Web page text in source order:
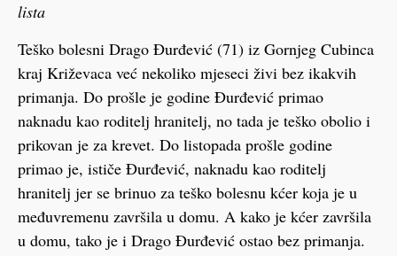
lista
Teško bolesni Drago Đurđević (71) iz Gornjeg Cubinca
kraj Križevaca već nekoliko mjeseci živi bez ikakvih
primanja. Do prošle je godine Đurđević primao
naknadu kao roditelj hranitelj, no tada je teško obolio i
prikovan je za krevet. Do listopada prošle godine
primao je, ističe Đurđević, naknadu kao roditelj
hranitelj jer se brinuo za teško bolesnu kćer koja je u
međuvremenu završila u domu. A kako je kćer završila
u domu, tako je i Drago Đurđević ostao bez primanja.